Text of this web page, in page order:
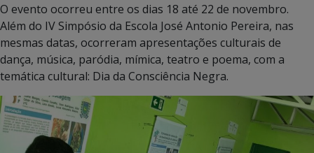
O evento ocorreu entre os dias 18 até 22 de novembro.
Além do IV Simpósio da Escola José Antonio Pereira, nas
mesmas datas, ocorreram apresentações culturais de
dança, música, paródia, mímica, teatro e poema, com a
temática cultural: Dia da Consciência Negra.